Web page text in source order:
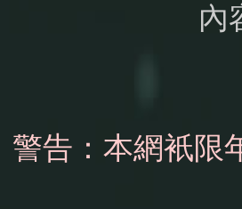
內
警告：本網衹限